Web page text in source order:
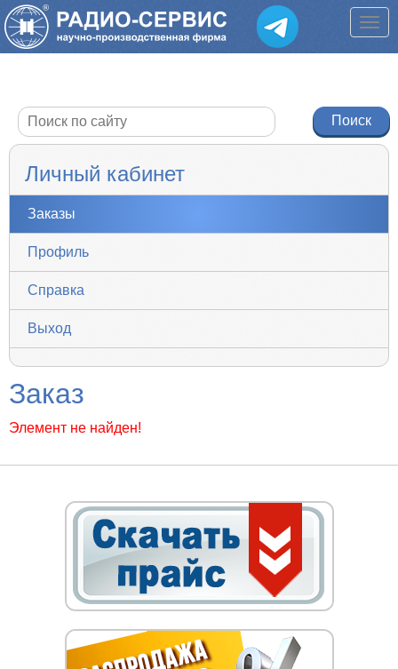
Личный кабинет
Заказы
Профиль
Справка
Выход
Заказ
Элемент не найден!